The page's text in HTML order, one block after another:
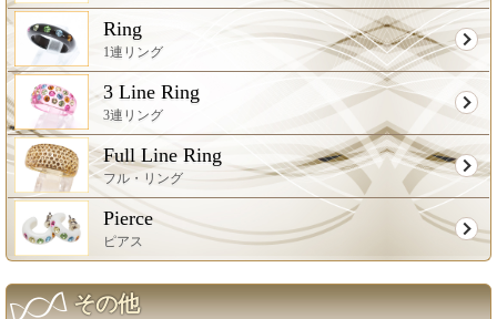
Ring
1連リング
3 Line Ring
3連リング
Full Line Ring
フル・リング
Pierce
ピアス
その他